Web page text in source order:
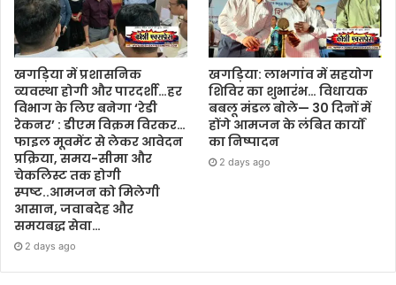
खगड़िया में प्रशासनिक
व्यवस्था होगी और पारदर्शी…हर
विभाग के लिए बनेगा ‘रेडी
रेकनर’ : डीएम विक्रम विरकर…
फाइल मूवमेंट से लेकर आवेदन
प्रक्रिया, समय-सीमा और
चेकलिस्ट तक होगी
स्पष्ट..आमजन को मिलेगी
आसान, जवाबदेह और
समयबद्ध सेवा…
2 days ago
खगड़िया: लाभगांव में सहयोग
शिविर का शुभारंभ… विधायक
बबलू मंडल बोले— 30 दिनों में
होंगे आमजन के लंबित कार्यों
का निष्पादन
2 days ago